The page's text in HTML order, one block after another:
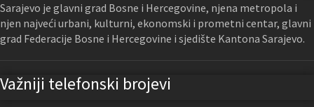
Sarajevo je glavni grad Bosne i Hercegovine, njena metropola i
njen najveći urbani, kulturni, ekonomski i prometni centar, glavni
grad Federacije Bosne i Hercegovine i sjedište Kantona Sarajevo.
Važniji telefonski brojevi